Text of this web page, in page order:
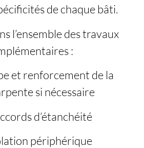
de chaque bâti.
l’ensemble des travaux
:
et renforcement de la
si nécessaire
d’étanchéité
périphérique